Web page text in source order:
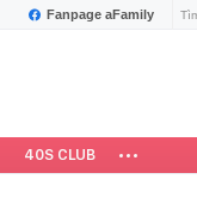
Fanpage aFamily
40S CLUB